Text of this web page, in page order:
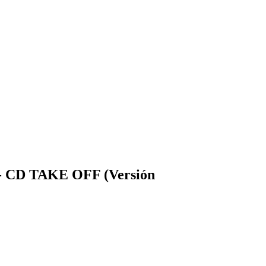
TAKE OFF (Versión